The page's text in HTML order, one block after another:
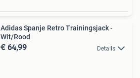
Adidas Spanje Retro Trainingsjack -
Wit/Rood
€ 64,99 Details